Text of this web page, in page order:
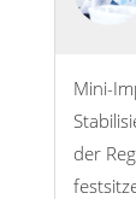
Mini-
der